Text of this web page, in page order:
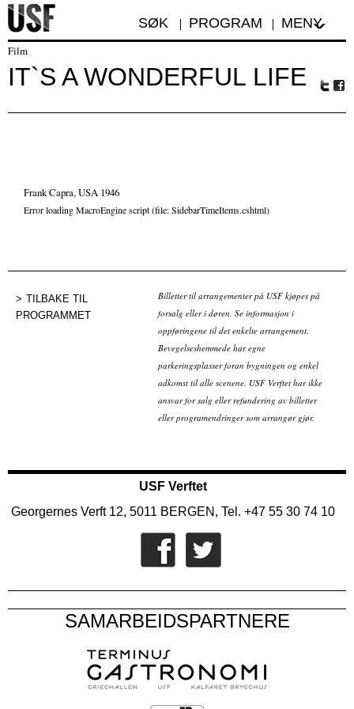
SØK PROGRAM MENY
Film
IT`S A WONDERFUL LIFE
Frank Capra, USA 1946
Error loading MacroEngine script (file: SidebarTimeItems.cshtml)
TILBAKE TIL
PROGRAMMET
Billetter til arrangementer på USF kjøpes på
forsalg eller i døren. Se informasjon i
oppføringene til det enkelte arrangement.
Bevegelseshemmede har egne
parkeringsplasser foran bygningen og enkel
adkomst til alle scenene. USF Verftet har ikke
ansvar for salg eller refundering av billetter
eller programendringer som arrangør gjør.
USF Verftet
Georgernes Verft 12, 5011 BERGEN, Tel. +47 55 30 74 10
SAMARBEIDSPARTNERE